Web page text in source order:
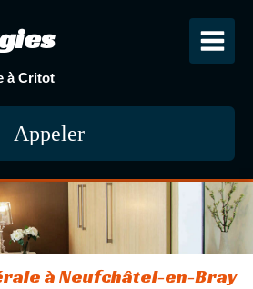
à Critot
Appeler
à Neufchâtel-en-Bray